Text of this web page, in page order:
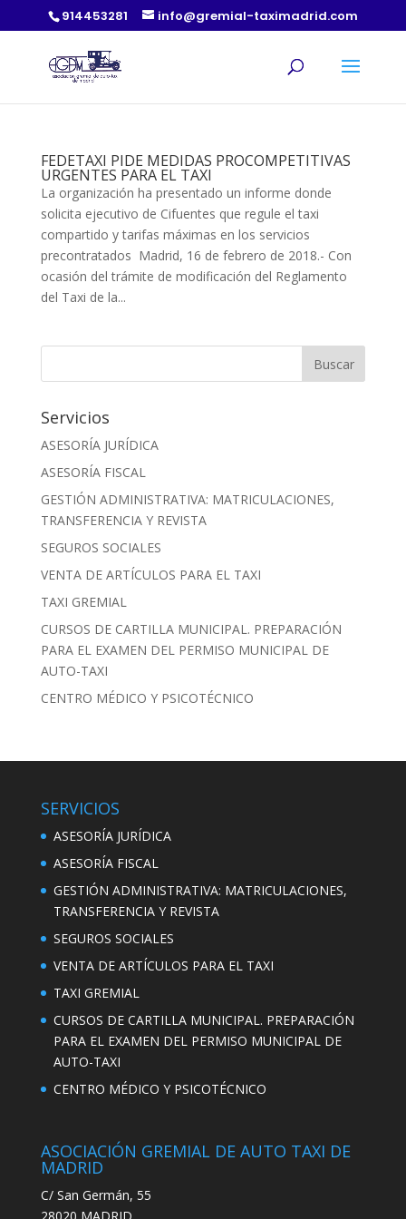
914453281 info@gremial-taximadrid.com
FEDETAXI PIDE MEDIDAS PROCOMPETITIVAS
URGENTES PARA EL TAXI
La organización ha presentado un informe donde
solicita ejecutivo de Cifuentes que regule el taxi
compartido y tarifas máximas en los servicios
precontratados Madrid, 16 de febrero de 2018.- Con
ocasión del trámite de modificación del Reglamento
del Taxi de la...
Servicios
ASESORÍA JURÍDICA
ASESORÍA FISCAL
GESTIÓN ADMINISTRATIVA: MATRICULACIONES,
TRANSFERENCIA Y REVISTA
SEGUROS SOCIALES
VENTA DE ARTÍCULOS PARA EL TAXI
TAXI GREMIAL
CURSOS DE CARTILLA MUNICIPAL. PREPARACIÓN
PARA EL EXAMEN DEL PERMISO MUNICIPAL DE
AUTO-TAXI
CENTRO MÉDICO Y PSICOTÉCNICO
SERVICIOS
ASESORÍA JURÍDICA
ASESORÍA FISCAL
GESTIÓN ADMINISTRATIVA: MATRICULACIONES,
TRANSFERENCIA Y REVISTA
SEGUROS SOCIALES
VENTA DE ARTÍCULOS PARA EL TAXI
TAXI GREMIAL
CURSOS DE CARTILLA MUNICIPAL. PREPARACIÓN
PARA EL EXAMEN DEL PERMISO MUNICIPAL DE
AUTO-TAXI
CENTRO MÉDICO Y PSICOTÉCNICO
ASOCIACIÓN GREMIAL DE AUTO TAXI DE
MADRID
C/ San Germán, 55